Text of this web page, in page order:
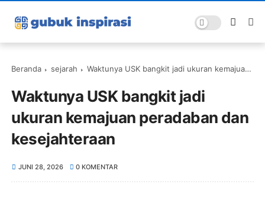
Beranda sejarah Waktunya USK bangkit jadi ukuran kemajuan peradaban dan kesejahteraan
Waktunya USK bangkit jadi
ukuran kemajuan peradaban dan
kesejahteraan
JUNI 28, 2026 0 KOMENTAR